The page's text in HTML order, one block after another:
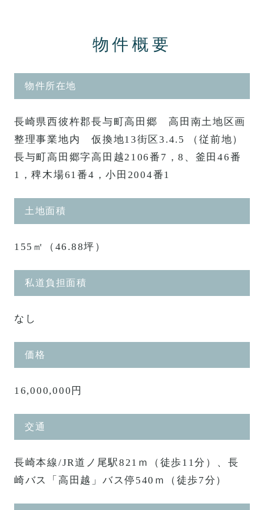
物件概要
物件所在地
長崎県西彼杵郡長与町高田郷 高田南土地区画
整理事業地内 仮換地13街区3.4.5 （従前地）
長与町高田郷字高田越2106番7，8、釜田46番
1，稗木場61番4，小田2004番1
土地面積
155㎡（46.88坪）
私道負担面積
なし
価格
16,000,000円
交通
長崎本線/JR道ノ尾駅821ｍ（徒歩11分）、長
崎バス「高田越」バス停540ｍ（徒歩7分）